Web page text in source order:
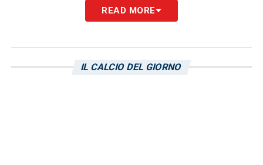
sfidano il proprio passato – riporta
rossoblù 132 volte tra il 2016 ed il 2020;
READ MORE
IL CALCIO DEL GIORNO